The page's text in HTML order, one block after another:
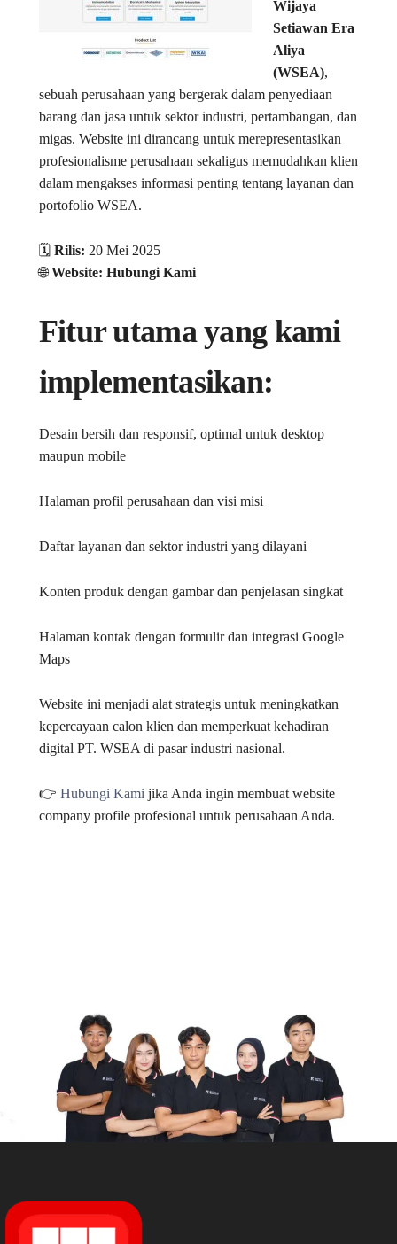
Wijaya
Setiawan Era
Aliya
(WSEA),
sebuah perusahaan yang bergerak dalam penyediaan
barang dan jasa untuk sektor industri, pertambangan, dan
migas. Website ini dirancang untuk merepresentasikan
profesionalisme perusahaan sekaligus memudahkan klien
dalam mengakses informasi penting tentang layanan dan
portofolio WSEA.
🗓️ Rilis: 20 Mei 2025
🌐Website: Hubungi Kami
Fitur utama yang kami
implementasikan:
Desain bersih dan responsif, optimal untuk desktop
maupun mobile
Halaman profil perusahaan dan visi misi
Daftar layanan dan sektor industri yang dilayani
Konten produk dengan gambar dan penjelasan singkat
Halaman kontak dengan formulir dan integrasi Google
Maps
Website ini menjadi alat strategis untuk meningkatkan
kepercayaan calon klien dan memperkuat kehadiran
digital PT. WSEA di pasar industri nasional.
👉 Hubungi Kami jika Anda ingin membuat website
company profile profesional untuk perusahaan Anda.